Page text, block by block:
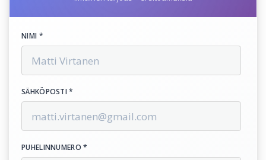
NIMI *
SÄHKÖPOSTI *
PUHELINNUMERO *